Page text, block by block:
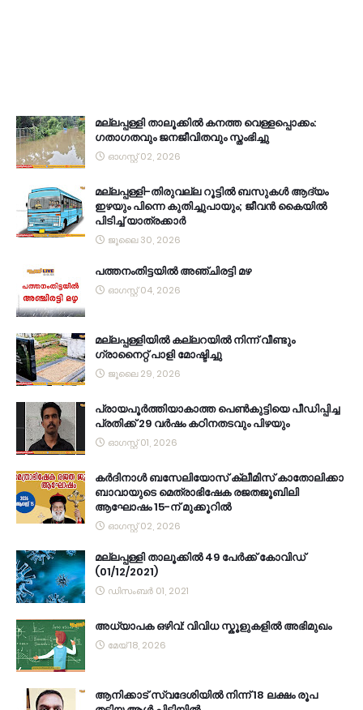
മല്ലപ്പള്ളി താലൂക്കിൽ കനത്ത വെള്ളപ്പൊക്കം:
ഗതാഗതവും ജനജീവിതവും സ്തംഭിച്ചു
ഓഗസ്റ്റ് 02, 2026
മല്ലപ്പള്ളി-തിരുവല്ല റൂട്ടിൽ ബസുകൾ ആദ്യം
ഇഴയും പിന്നെ കുതിച്ചുപായും; ജീവൻ കൈയിൽ
പിടിച്ച് യാത്രക്കാർ
ജൂലൈ 30, 2026
പത്തനംതിട്ടയിൽ അഞ്ചിരട്ടി മഴ
ഓഗസ്റ്റ് 04, 2026
മല്ലപ്പള്ളിയിൽ കല്ലറയിൽ നിന്ന് വീണ്ടും
ഗ്രാനൈറ്റ് പാളി മോഷ്ടിച്ചു
ജൂലൈ 29, 2026
പ്രായപൂർത്തിയാകാത്ത പെൺകുട്ടിയെ പീഡിപ്പിച്ച
പ്രതിക്ക് 29 വർഷം കഠിനതടവും പിഴയും
ഓഗസ്റ്റ് 01, 2026
കര്‍ദിനാള്‍ ബസേലിയോസ് ക്ലീമിസ് കാതോലിക്കാ
ബാവായുടെ മെത്രാഭിഷേക രജതജൂബിലി
ആഘോഷം 15-ന് മുക്കൂറില്‍
ഓഗസ്റ്റ് 02, 2026
മല്ലപ്പള്ളി താലൂക്കിൽ 49 പേർക്ക് കോവിഡ്
(01/12/2021)
ഡിസംബർ 01, 2021
അധ്യാപക ഒഴിവ്: വിവിധ സ്കൂളുകളിൽ അഭിമുഖം
മേയ് 18, 2026
ആനിക്കാട് സ്വദേശിയിൽ നിന്ന് 18 ലക്ഷം രൂപ